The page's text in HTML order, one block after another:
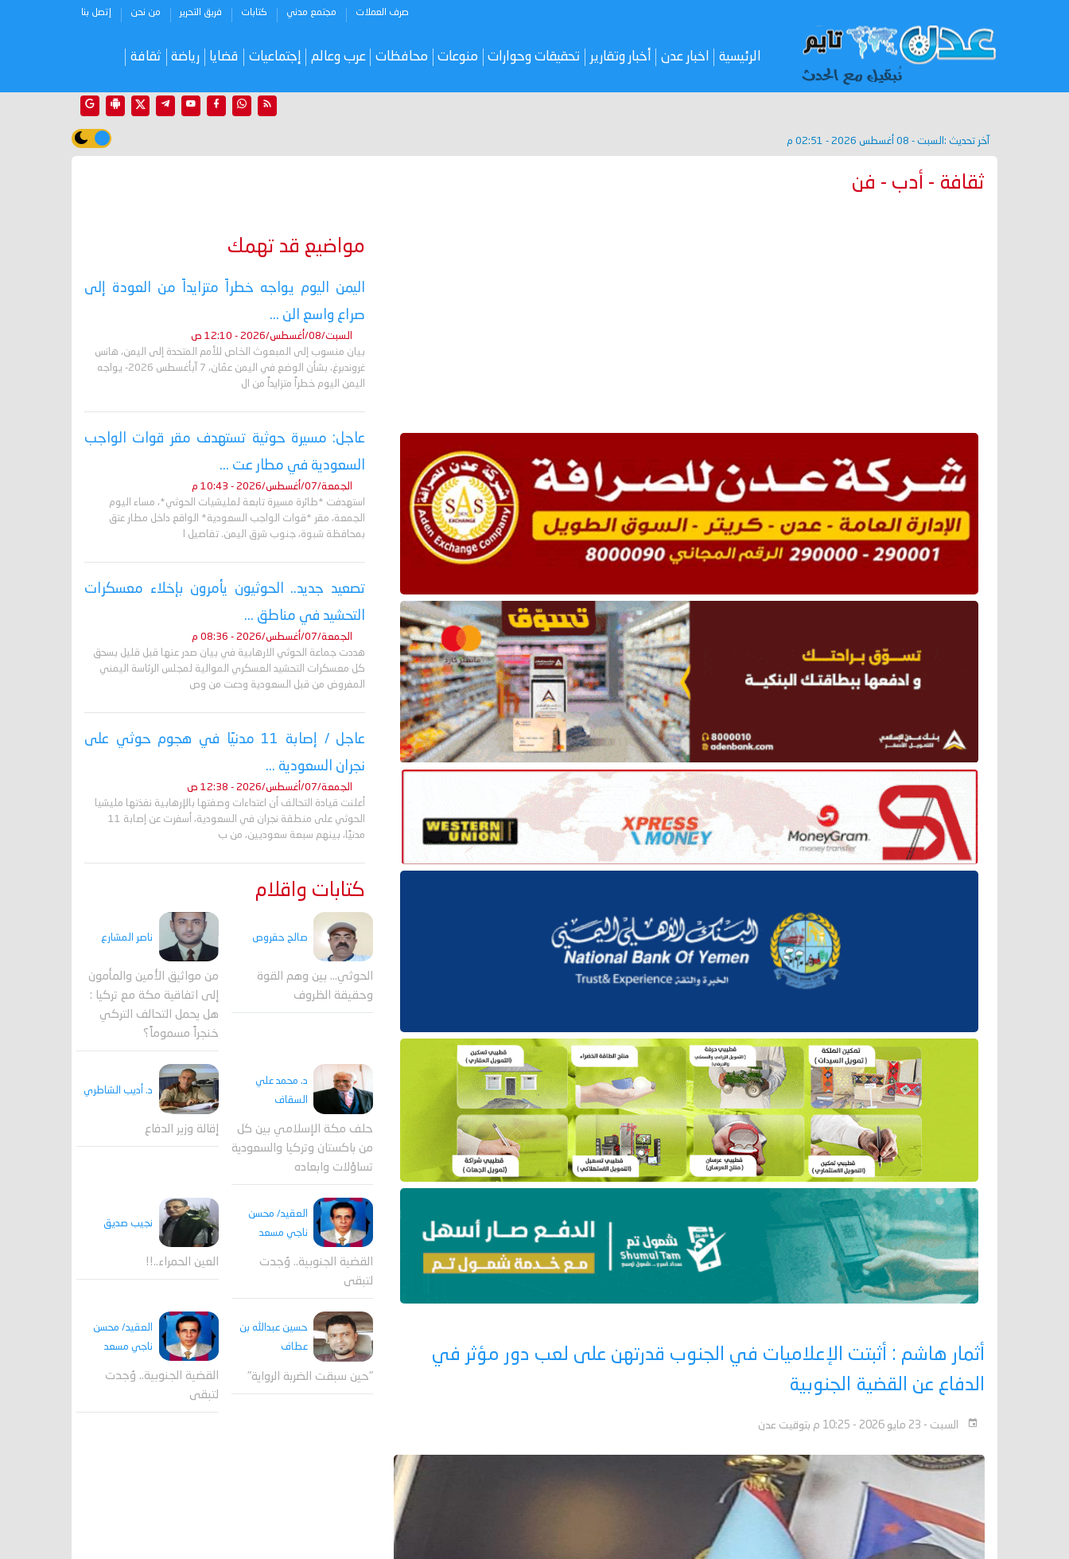
صرف العملات مجتمع مدني كتابات فريق التحرير من نحن إتصل بنا
الرئيسية اخبار عدن أخبار وتقارير تحقيقات وحوارات منوعات محافظات عرب وعالم إجتماعيات قضايا رياضة ثقافة
آخر تحديث : السبت - 08 أغسطس 2026 - 02:51 م
ثقافة - أدب - فن
أثمار هاشم : أثبتت الإعلاميات في الجنوب قدرتهن على لعب دور مؤثر في
الدفاع عن القضية الجنوبية
السبت - 23 مايو 2026 - 10:25 م بتوقيت عدن
مواضيع قد تهمك
اليمن اليوم يواجه خطراً متزايداً من العودة إلى
صراع واسع الن ...
السبت/08/أغسطس/2026 - 12:10 ص
بيان منسوب إلى المبعوث الخاص للأمم المتحدة إلى اليمن، هانس
غروندبرغ، بشأن الوضع في اليمن عمّان، 7 آبأغسطس 2026- يواجه
اليمن اليوم خطراً متزايداً من ال
عاجل: مسيرة حوثية تستهدف مقر قوات الواجب
السعودية في مطار عت ...
الجمعة/07/أغسطس/2026 - 10:43 م
استهدفت *طائرة مسيرة تابعة لمليشيات الحوثي*، مساء اليوم
الجمعة، مقر *قوات الواجب السعودية* الواقع داخل مطار عتق
بمحافظة شبوة، جنوب شرق اليمن. تفاصيل ا
تصعيد جديد.. الحوثيون يأمرون بإخلاء معسكرات
التحشيد في مناطق ...
الجمعة/07/أغسطس/2026 - 08:36 م
هددت جماعة الحوثي الارهابية في بيان صدر عنها قبل قليل بسحق
كل معسكرات التحشيد العسكري الموالية لمجلس الرئاسة اليمني
المفروض من قبل السعودية ودعت من وص
عاجل / إصابة 11 مدنيًا في هجوم حوثي على
نجران السعودية ...
الجمعة/07/أغسطس/2026 - 12:38 ص
أعلنت قيادة التحالف أن اعتداءات وصفتها بالإرهابية نفذتها مليشيا
الحوثي على منطقة نجران في السعودية، أسفرت عن إصابة 11
مدنيًا، بينهم سبعة سعوديين، من ب
كتابات واقلام
صالح حقروص
الحوثي... بين وهم القوة
وحقيقة الظروف
ناصر المشارع
من مواثيق الأمين والمأمون
إلى اتفاقية مكة مع تركيا :
هل يحمل التحالف التركي
خنجراً مسموماً؟
د. محمد علي
السقاف
حلف مكة الإسلامي بين كل
من باكستان وتركيا والسعودية
تساؤلات وابعاده
د. أديب الشاطري
إقالة وزير الدفاع
العقيد/ محسن
ناجي مسعد
القضية الجنوبية.. وُجدت
لتبقى
نجيب صديق
العين الحمراء..!!
حسين عبدالله بن
عطاف
"حين سبقت الضربة الرواية"
العقيد/ محسن
ناجي مسعد
القضية الجنوبية.. وُجدت
لتبقى